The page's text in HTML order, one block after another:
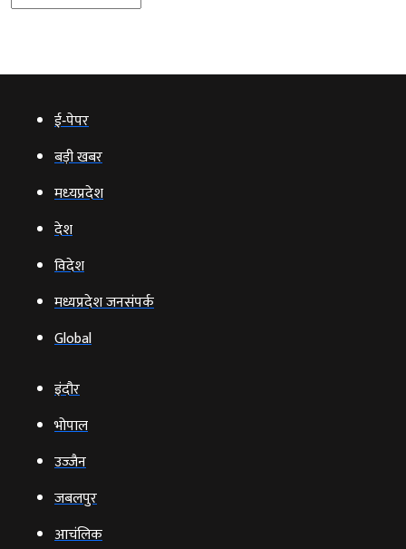
ई‑पेपर
बड़ी खबर
मध्‍यप्रदेश
देश
विदेश
मध्यप्रदेश जनसंपर्क
Global
इंदौर
भोपाल
उज्‍जैन
जबलपुर
आचंलिक